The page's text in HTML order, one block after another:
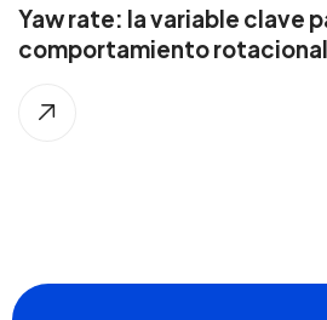
Yaw rate: la variable clave
comportamiento